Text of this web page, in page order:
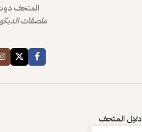
المتحف
ملصقات
دليل المتحف